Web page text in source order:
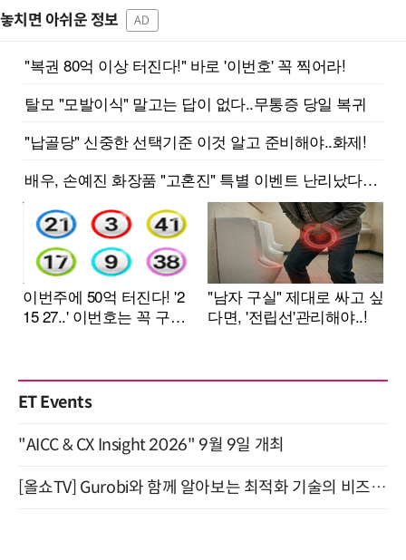
놓치면 아쉬운 정보 AD
ET Events
"AICC & CX Insight 2026" 9월 9일 개최
[올쇼TV] Gurobi와 함께 알아보는 최적화 기술의 비즈니스 활용 (8월 20일 생방송)